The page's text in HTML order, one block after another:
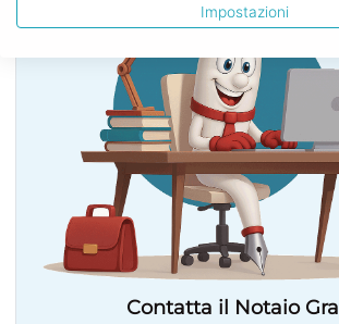
Contatta il Notaio
Impostazioni